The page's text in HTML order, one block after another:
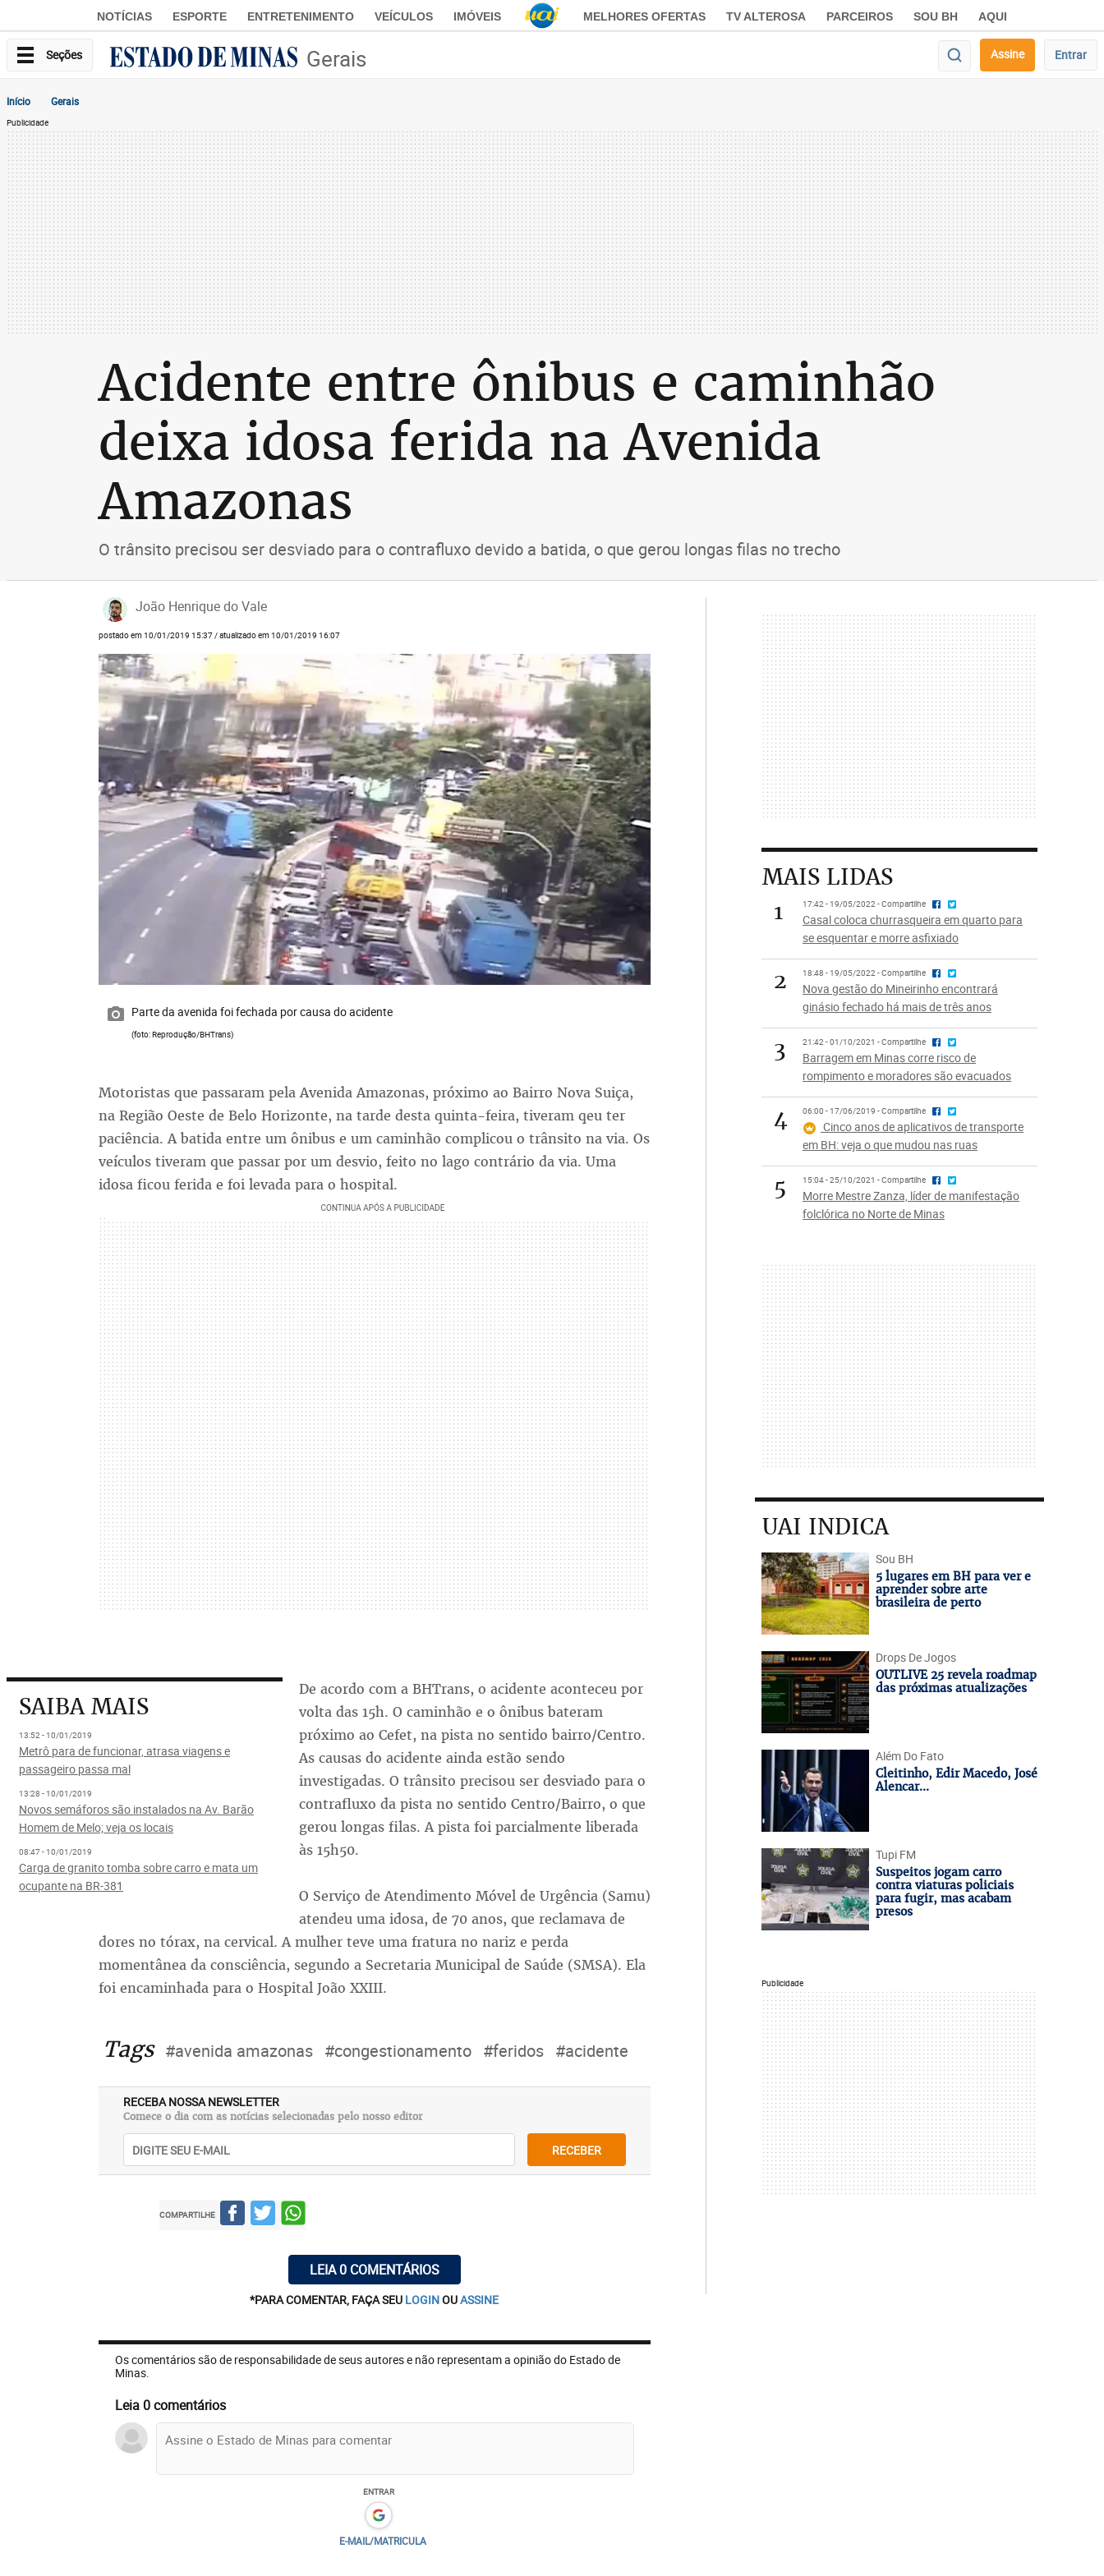
NOTÍCIAS ESPORTE ENTRETENIMENTO VEÍCULOS IMÓVEIS MELHORES OFERTAS TV ALTEROSA PARCEIROS SOU BH AQUI
Seções Gerais Assine Entrar
Início Gerais
Publicidade
Acidente entre ônibus e caminhão
deixa idosa ferida na Avenida
Amazonas
O trânsito precisou ser desviado para o contrafluxo devido a batida, o que gerou longas filas no trecho
João Henrique do Vale
postado em 10/01/2019 15:37 / atualizado em 10/01/2019 16:07
Parte da avenida foi fechada por causa do acidente
(foto: Reprodução/BHTrans)
Motoristas que passaram pela Avenida Amazonas, próximo ao Bairro Nova Suiça,
na Região Oeste de Belo Horizonte, na tarde desta quinta-feira, tiveram qeu ter
paciência. A batida entre um ônibus e um caminhão complicou o trânsito na via. Os
veículos tiveram que passar por um desvio, feito no lago contrário da via. Uma
idosa ficou ferida e foi levada para o hospital.
SAIBA MAIS
13:52 - 10/01/2019
Metrô para de funcionar, atrasa viagens e
passageiro passa mal
13:28 - 10/01/2019
Novos semáforos são instalados na Av. Barão
Homem de Melo; veja os locais
08:47 - 10/01/2019
Carga de granito tomba sobre carro e mata um
ocupante na BR-381
De acordo com a BHTrans, o acidente aconteceu por
volta das 15h. O caminhão e o ônibus bateram
próximo ao Cefet, na pista no sentido bairro/Centro.
As causas do acidente ainda estão sendo
investigadas. O trânsito precisou ser desviado para o
contrafluxo da pista no sentido Centro/Bairro, o que
gerou longas filas. A pista foi parcialmente liberada
às 15h50.
O Serviço de Atendimento Móvel de Urgência (Samu)
atendeu uma idosa, de 70 anos, que reclamava de
dores no tórax, na cervical. A mulher teve uma fratura no nariz e perda
momentânea da consciência, segundo a Secretaria Municipal de Saúde (SMSA). Ela
foi encaminhada para o Hospital João XXIII.
Tags #avenida amazonas #congestionamento #feridos #acidente
RECEBA NOSSA NEWSLETTER
Comece o dia com as notícias selecionadas pelo nosso editor
RECEBER
COMPARTILHE
LEIA 0 COMENTÁRIOS
*PARA COMENTAR, FAÇA SEU LOGINOUASSINE
Os comentários são de responsabilidade de seus autores e não representam a opinião do Estado de
Minas.
Leia 0 comentários
ENTRAR
E-MAIL/MATRICULA
MAIS LIDAS
1
17:42 - 19/05/2022 - Compartilhe
Casal coloca churrasqueira em quarto para
se esquentar e morre asfixiado
2 18:48 - 19/05/2022 - Compartilhe
Nova gestão do Mineirinho encontrará
ginásio fechado há mais de três anos
3 21:42 - 01/10/2021 - Compartilhe
Barragem em Minas corre risco de
rompimento e moradores são evacuados
4 06:00 - 17/06/2019 - Compartilhe
Cinco anos de aplicativos de transporte
em BH: veja o que mudou nas ruas
5 15:04 - 25/10/2021 - Compartilhe
Morre Mestre Zanza, líder de manifestação
folclórica no Norte de Minas
UAI INDICA
Sou BH
5 lugares em BH para ver e
aprender sobre arte
brasileira de perto
Drops De Jogos
OUTLIVE 25 revela roadmap
das próximas atualizações
Além Do Fato
Cleitinho, Edir Macedo, José
Alencar...
Tupi FM
Suspeitos jogam carro
contra viaturas policiais
para fugir, mas acabam
presos
Publicidade